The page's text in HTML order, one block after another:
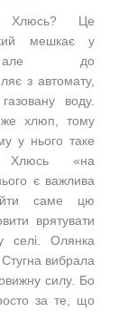
Хлюсь? Це
мешкає у
але до
з автомату,
воду.
хлюп, тому
у нього таке
Хлюсь «на
є важлива
саме цю
врятувати
селі. Олянка
вибрала
силу. Бо
за те, що